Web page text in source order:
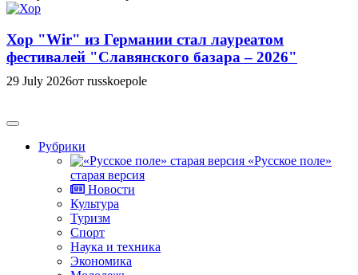
Хор "Wir" из Германии стал лауреатом
фестивалей "Славянского базара – 2026"
29 July 2026от russkoepole
Рубрики
«Русское поле»
старая версия
Новости
Культура
Туризм
Спорт
Наука и техника
Экономика